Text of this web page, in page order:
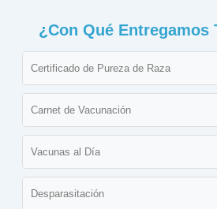
¿Con Qué Entregamos
Certificado de Pureza de Raza
Documento que avala que el cachorro
estándares de su raza, asegurando su
Carnet de Vacunación
Expedido por un veterinario,
sido examinado y se encuentra en
Vacunas al Día
El cachorro se entrega con su
actualizado, asegurando que ha
Desparasitación